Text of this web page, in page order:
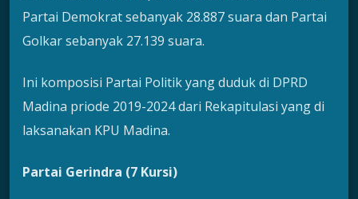
Partai Demokrat sebanyak 28.887 suara dan Partai
Golkar sebanyak 27.139 suara.
Ini komposisi Partai Politik yang duduk di DPRD
Madina priode 2019-2024 dari Rekapitulasi yang di
laksanakan KPU Madina.
Partai Gerindra (7 Kursi)